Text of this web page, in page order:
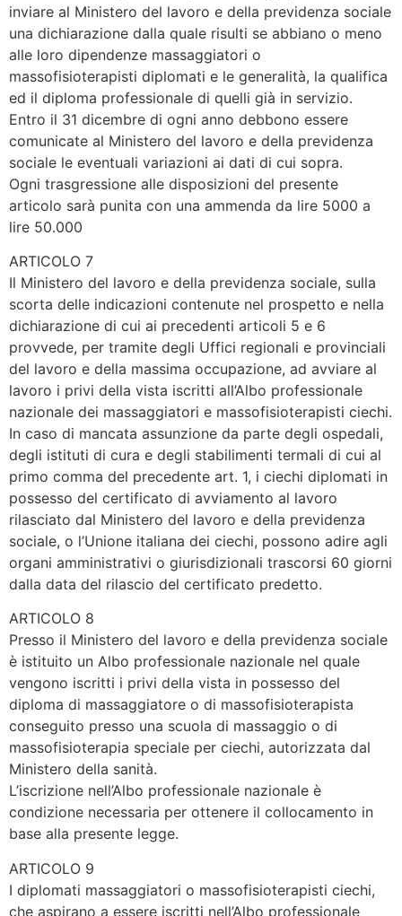
inviare al Ministero del lavoro e della previdenza sociale
una dichiarazione dalla quale risulti se abbiano o meno
alle loro dipendenze massaggiatori o
massofisioterapisti diplomati e le generalità, la qualifica
ed il diploma professionale di quelli già in servizio.
Entro il 31 dicembre di ogni anno debbono essere
comunicate al Ministero del lavoro e della previdenza
sociale le eventuali variazioni ai dati di cui sopra.
Ogni trasgressione alle disposizioni del presente
articolo sarà punita con una ammenda da lire 5000 a
lire 50.000
ARTICOLO 7
Il Ministero del lavoro e della previdenza sociale, sulla
scorta delle indicazioni contenute nel prospetto e nella
dichiarazione di cui ai precedenti articoli 5 e 6
provvede, per tramite degli Uffici regionali e provinciali
del lavoro e della massima occupazione, ad avviare al
lavoro i privi della vista iscritti all’Albo professionale
nazionale dei massaggiatori e massofisioterapisti ciechi.
In caso di mancata assunzione da parte degli ospedali,
degli istituti di cura e degli stabilimenti termali di cui al
primo comma del precedente art. 1, i ciechi diplomati in
possesso del certificato di avviamento al lavoro
rilasciato dal Ministero del lavoro e della previdenza
sociale, o l’Unione italiana dei ciechi, possono adire agli
organi amministrativi o giurisdizionali trascorsi 60 giorni
dalla data del rilascio del certificato predetto.
ARTICOLO 8
Presso il Ministero del lavoro e della previdenza sociale
è istituito un Albo professionale nazionale nel quale
vengono iscritti i privi della vista in possesso del
diploma di massaggiatore o di massofisioterapista
conseguito presso una scuola di massaggio o di
massofisioterapia speciale per ciechi, autorizzata dal
Ministero della sanità.
L’iscrizione nell’Albo professionale nazionale è
condizione necessaria per ottenere il collocamento in
base alla presente legge.
ARTICOLO 9
I diplomati massaggiatori o massofisioterapisti ciechi,
che aspirano a essere iscritti nell’Albo professionale